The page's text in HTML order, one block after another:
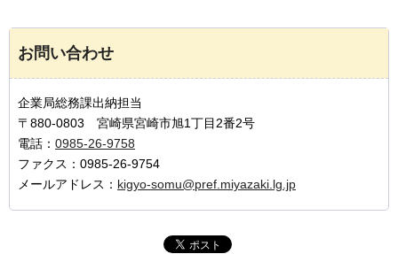
お問い合わせ
企業局総務課出納担当
〒880-0803 宮崎県宮崎市旭1丁目2番2号
電話： 0985-26-9758
ファクス：0985-26-9754
メールアドレス： kigyo-somu@pref.miyazaki.lg.jp